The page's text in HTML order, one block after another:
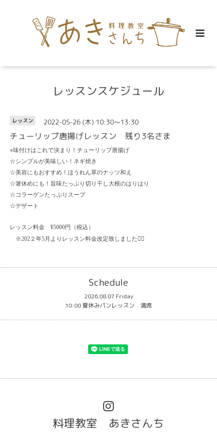
レッスンスケジュール
レッスン 2022-05-26 (木) 10:30～13:30
チューリップ唐揚げレッスン 残り3名さま
⭐︎味付けはこれで決まり！チューリップ唐揚げ
☆シンプルが美味しい！ネギ焼き
☆美容にもおすすめ！ほうれん草のナッツ和え
☆箸休めにも！旨味たっぷり切り干し大根のはりはり
☆コラーゲンたっぷりスープ
☆デザート
レッスン料金 ¥5000円（税込）
※202２年5月よりレッスン料金改定致しました🙇‍♀️
Schedule
2026.08.07 Friday
10:00 夏休みパンレッスン 満席
料理教室 あきさんち